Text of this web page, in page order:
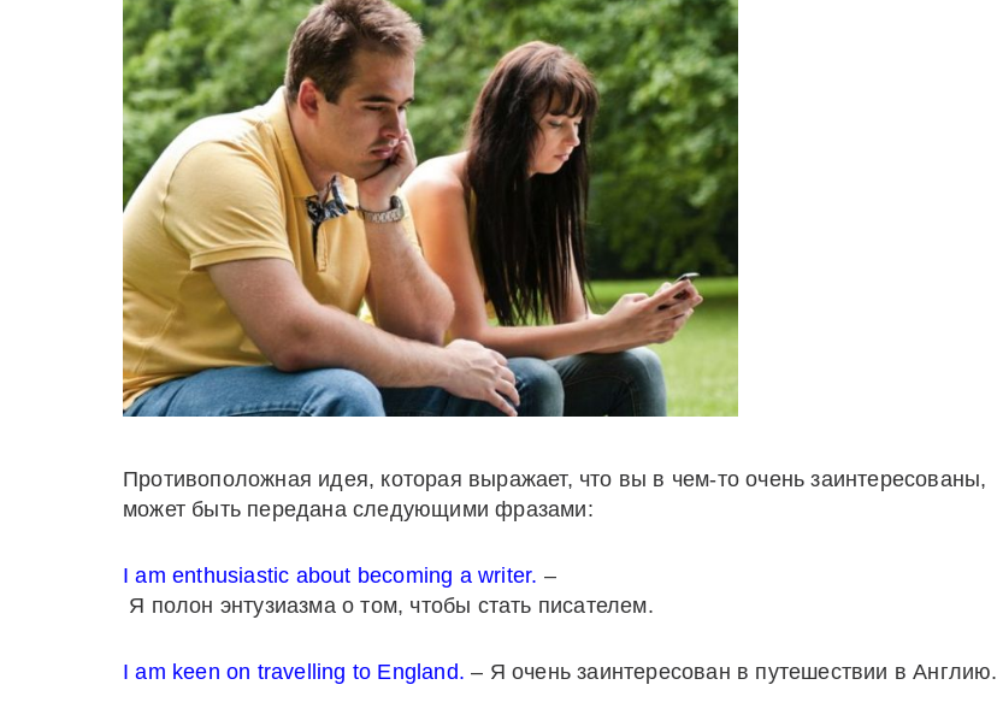
Противоположная идея, которая выражает, что вы в чем-то очень заинтересованы,
может быть передана следующими фразами:
I am enthusiastic about becoming a writer. –
Я полон энтузиазма о том, чтобы стать писателем.
I am keen on travelling to England. – Я очень заинтересован в путешествии в Англию.